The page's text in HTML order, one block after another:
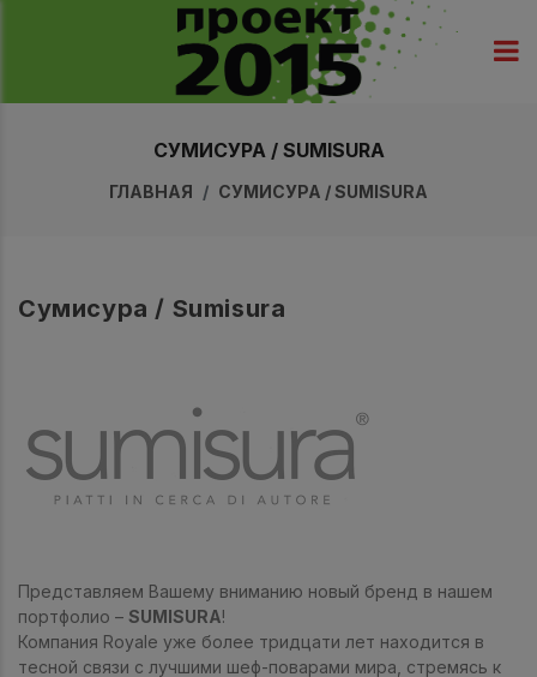
СУМИСУРА / SUMISURA
ГЛАВНАЯ СУМИСУРА / SUMISURA
Сумисура / Sumisura
Представляем Вашему вниманию новый бренд в нашем
портфолио – SUMISURA!⠀
Компания Royale уже более тридцати лет находится в
тесной связи с лучшими шеф-поварами мира, стремясь к